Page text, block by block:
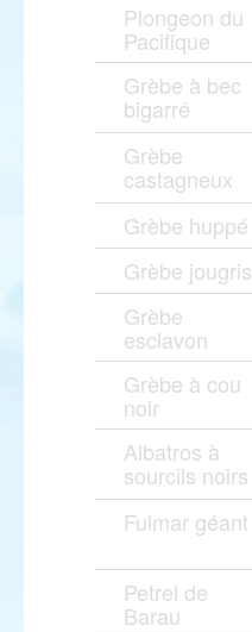
Plongeon du
Pacifique
Grèbe à bec
bigarré
Grèbe
castagneux
Grèbe huppé
Grèbe jougris
Grèbe
esclavon
Grèbe à cou
noir
Albatros à
sourcils noirs
Fulmar géant
Petrel de
Barau